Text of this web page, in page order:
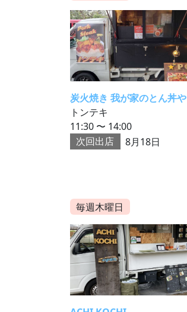
炭火焼き 我が家のとん丼や
トンテキ
11:30 〜 14:00
次回出店
8月18日
毎週木曜日